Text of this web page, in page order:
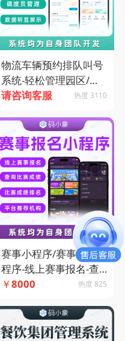
物流车辆预约排队叫号
系统-轻松管理园区/厂
房进出车辆-码小象源码
请咨询客服 热度 3110
赛事小程序/赛事预约小
程序-线上赛事报名-查
询比赛成绩-比赛成绩排
象源码
￥8000 热度 825